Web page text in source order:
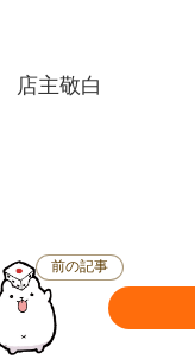
店主敬白
前の記事